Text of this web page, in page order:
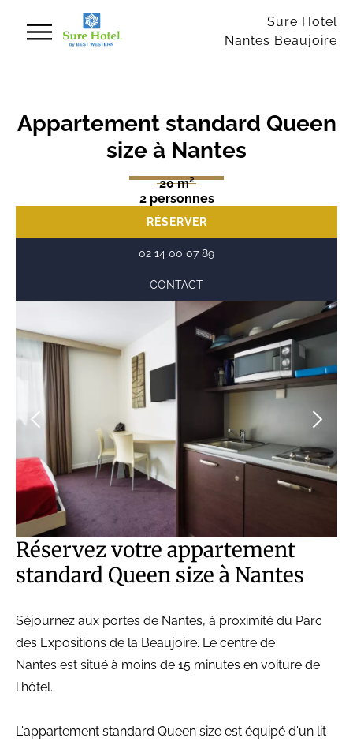
Sure Hotel
Nantes Beaujoire
Appartement standard Queen
size à Nantes
20 m²
2 personnes
RÉSERVER
02 14 00 07 89
CONTACT
Réservez votre appartement
standard Queen size à Nantes
Séjournez aux portes de Nantes, à proximité du Parc
des Expositions de la Beaujoire. Le centre de
Nantes est situé à moins de 15 minutes en voiture de
l'hôtel.
L'appartement standard Queen size est équipé d'un lit